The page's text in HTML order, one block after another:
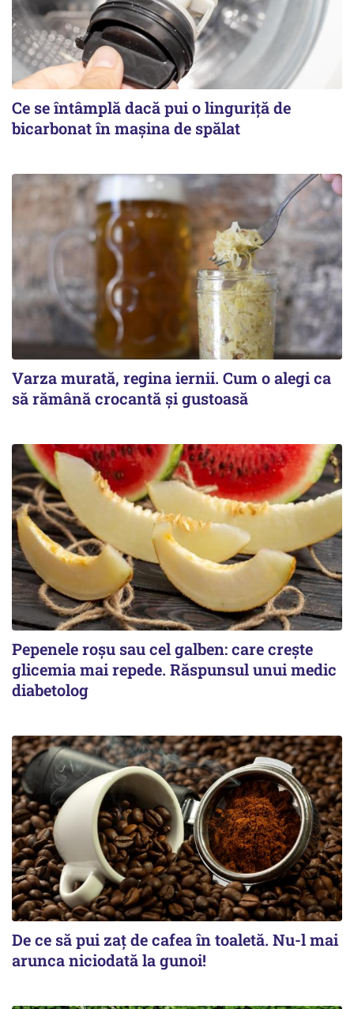
Ce se întâmplă dacă pui o linguriță de
bicarbonat în mașina de spălat
Varza murată, regina iernii. Cum o alegi ca
să rămână crocantă și gustoasă
Pepenele roșu sau cel galben: care crește
glicemia mai repede. Răspunsul unui medic
diabetolog
De ce să pui zaț de cafea în toaletă. Nu-l mai
arunca niciodată la gunoi!